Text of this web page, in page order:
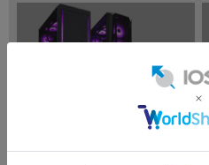
ゲーミングPC/周辺機器